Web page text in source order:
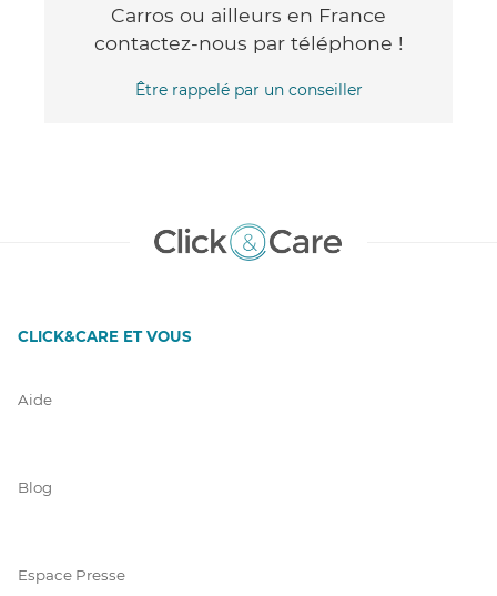
Carros ou ailleurs en France
contactez-nous par téléphone !
Être rappelé par un conseiller
CLICK&CARE ET VOUS
Aide
Blog
Espace Presse